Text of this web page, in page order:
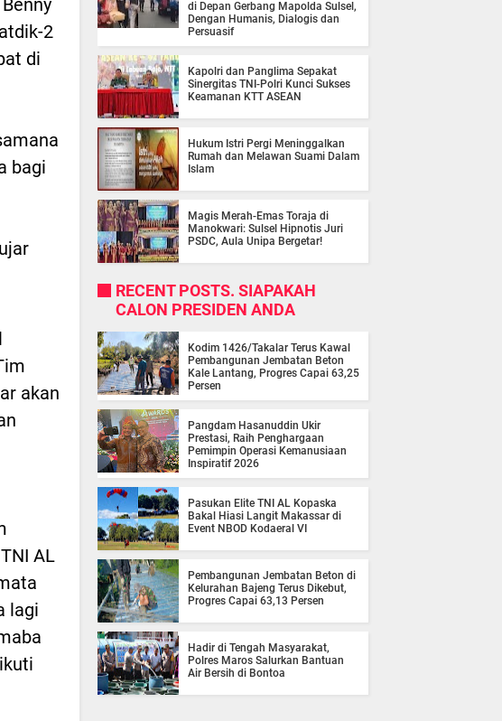
2
di
bagi
akan
AL
lagi
di Depan Gerbang Mapolda Sulsel,
Dengan Humanis, Dialogis dan
Persuasif
Kapolri dan Panglima Sepakat
Sinergitas TNI-Polri Kunci Sukses
Keamanan KTT ASEAN
Hukum Istri Pergi Meninggalkan
Rumah dan Melawan Suami Dalam
Islam
Magis Merah-Emas Toraja di
Manokwari: Sulsel Hipnotis Juri
PSDC, Aula Unipa Bergetar!
RECENT POSTS. SIAPAKAH
CALON PRESIDEN ANDA
Kodim 1426/Takalar Terus Kawal
Pembangunan Jembatan Beton
Kale Lantang, Progres Capai 63,25
Persen
Pangdam Hasanuddin Ukir
Prestasi, Raih Penghargaan
Pemimpin Operasi Kemanusiaan
Inspiratif 2026
Pasukan Elite TNI AL Kopaska
Bakal Hiasi Langit Makassar di
Event NBOD Kodaeral VI
Pembangunan Jembatan Beton di
Kelurahan Bajeng Terus Dikebut,
Progres Capai 63,13 Persen
Hadir di Tengah Masyarakat,
Polres Maros Salurkan Bantuan
Air Bersih di Bontoa